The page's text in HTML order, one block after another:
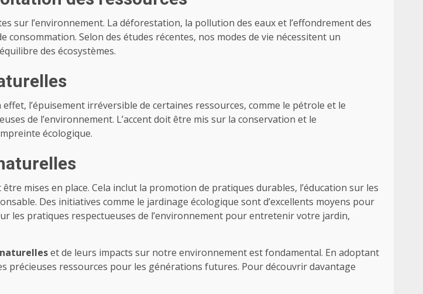
sur l’environnement. La déforestation, la pollution des eaux et l’effondrement des
Selon des études récentes, nos modes de vie nécessitent un
des écosystèmes.
effet, l’épuisement irréversible de certaines ressources, comme le pétrole et le
de l’environnement. L’accent doit être mis sur la conservation et le
écologique.
mises en place. Cela inclut la promotion de pratiques durables, l’éducation sur les
Des initiatives comme le jardinage écologique sont d’excellents moyens pour
les pratiques respectueuses de l’environnement pour entretenir votre jardin,
et de leurs impacts sur notre environnement est fondamental. En adoptant
ressources pour les générations futures. Pour découvrir davantage